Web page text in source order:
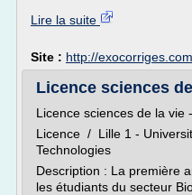
Lire la suite
Site : http://exocorriges.com
Licence sciences
Licence sciences de la vie
Licence / Lille 1 -
Technologies
Description : La première
les étudiants du secteur